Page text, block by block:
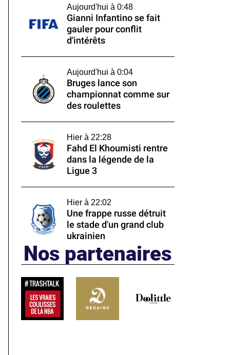
Aujourd'hui à 0:48
Gianni Infantino se fait
gauler pour conflit
d'intérêts
Aujourd'hui à 0:04
Bruges lance son
championnat comme sur
des roulettes
Hier à 22:28
Fahd El Khoumisti rentre
dans la légende de la
Ligue 3
Hier à 22:02
Une frappe russe détruit
le stade d'un grand club
ukrainien
Nos partenaires